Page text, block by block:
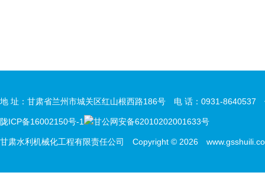
地 址：甘肃省兰州市城关区红山根西路186号 电 话：0931-8640537
陇ICP备16002150号-1 甘公网安备62010202001633号
甘肃水利机械化工程有限责任公司 Copyright © 2026